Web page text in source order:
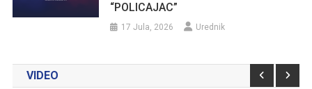
“POLICAJAC”
17 Jula, 2026 Urednik
VIDEO